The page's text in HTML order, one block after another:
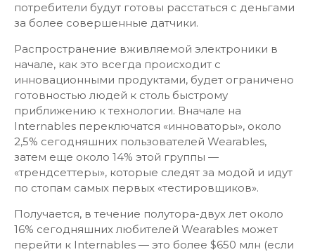
потребители будут готовы расстаться с деньгами
за более совершенные датчики.
Распространение вживляемой электроники в
начале, как это всегда происходит с
инновационными продуктами, будет ограничено
готовностью людей к столь быстрому
приближению к технологии. Вначале на
Internables переключатся «инноваторы», около
2,5% сегодняшних пользователей Wearables,
затем еще около 14% этой группы —
«трендсеттеры», которые следят за модой и идут
по стопам самых первых «тестировщиков».
Получается, в течение полутора-двух лет около
16% сегодняшних любителей Wearables может
перейти к Internables — это более $650 млн (если